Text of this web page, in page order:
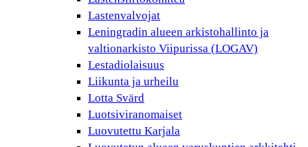
Lastenvalvojat
Leningradin alueen arkistohallinto ja
valtionarkisto Viipurissa (LOGAV)
Lestadiolaisuus
Liikunta ja urheilu
Lotta Svärd
Luotsiviranomaiset
Luovutettu Karjala